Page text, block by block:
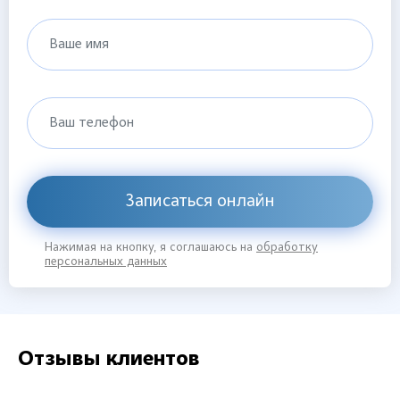
Ваше имя
Ваш телефон
Записаться онлайн
Нажимая на кнопку, я соглашаюсь на обработку
персональных данных
Отзывы клиентов